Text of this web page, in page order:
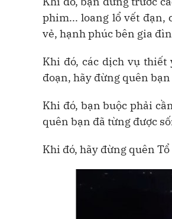
phim... loang lổ vết đạn,
vẻ, hạnh phúc bên gia
Khi đó, các dịch vụ
đoạn, hãy đừng quên
Khi đó, bạn buộc phải
quên bạn đã từng được
Khi đó, hãy đừng quên